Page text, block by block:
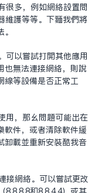
很多，例如网络设置问
维护等等。下面我们将
可以尝试打开其他应用
也无法连接网络，则说
线等设备是否正常工
用，那么问题可能出在
软件，或者清除软件缓
卸载并重新安装酷我音
接网络。可以尝试更改